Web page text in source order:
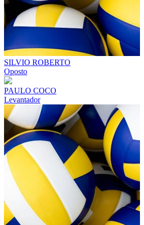
SILVIO ROBERTO
Oposto
PAULO COCO
Levantador